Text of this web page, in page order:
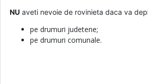
NUaveti nevoie de rovinieta daca va
pe drumuri judetene;
pe drumuri comunale.